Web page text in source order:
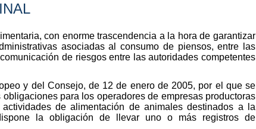
con enorme trascendencia a la hora de garantizar
asociadas al consumo de piensos, entre las
de riesgos entre las autoridades competentes
y del Consejo, de 12 de enero de 2005, por el que se
para los operadores de empresas productoras
de alimentación de animales destinados a la
la obligación de llevar uno o más registros de